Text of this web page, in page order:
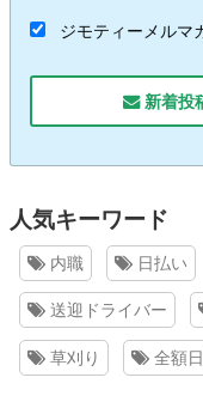
ジモティーメルマ
新着投
人気キーワード
内職 日払い
送迎ドライバー
草刈り 全額